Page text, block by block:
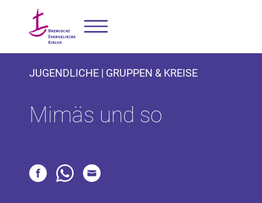
JUGENDLICHE | GRUPPEN & KREISE
Mimäs und so